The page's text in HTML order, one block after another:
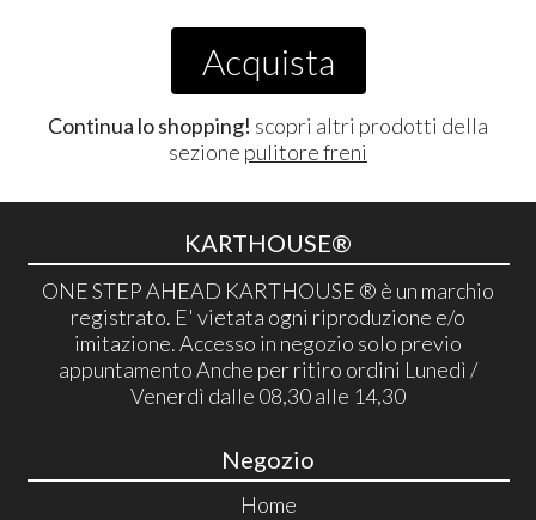
Acquista
Continua lo shopping! scopri altri prodotti della
sezione pulitore freni
KARTHOUSE®
ONE STEP AHEAD KARTHOUSE ® è un marchio
registrato. E' vietata ogni riproduzione e/o
imitazione. Accesso in negozio solo previo
appuntamento Anche per ritiro ordini Lunedì /
Venerdì dalle 08,30 alle 14,30
Negozio
Home